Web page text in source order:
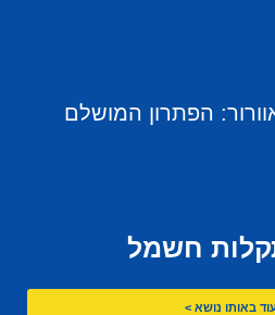
הפתרון המושלם
חשמל
באותו נושא >